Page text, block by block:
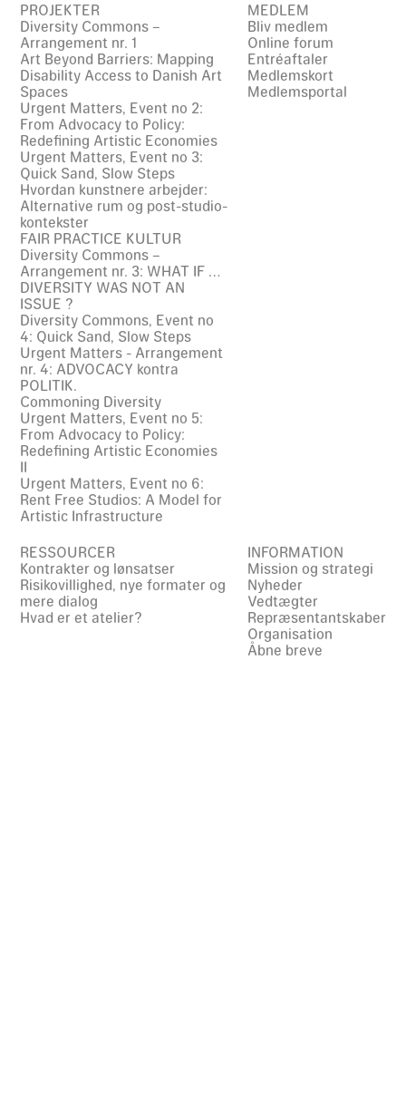
PROJEKTER
Diversity Commons –
Arrangement nr. 1
Art Beyond Barriers: Mapping
Disability Access to Danish Art
Spaces
Urgent Matters, Event no 2:
From Advocacy to Policy:
Redefining Artistic Economies
Urgent Matters, Event no 3:
Quick Sand, Slow Steps
Hvordan kunstnere arbejder:
Alternative rum og post-studio-
kontekster
FAIR PRACTICE KULTUR
Diversity Commons –
Arrangement nr. 3: WHAT IF …
DIVERSITY WAS NOT AN
ISSUE ?
Diversity Commons, Event no
4: Quick Sand, Slow Steps
Urgent Matters - Arrangement
nr. 4: ADVOCACY kontra
POLITIK.
Commoning Diversity
Urgent Matters, Event no 5:
From Advocacy to Policy:
Redefining Artistic Economies
II
Urgent Matters, Event no 6:
Rent Free Studios: A Model for
Artistic Infrastructure
MEDLEM
Bliv medlem
Online forum
Entréaftaler
Medlemskort
Medlemsportal
RESSOURCER
Kontrakter og lønsatser
Risikovillighed, nye formater og
mere dialog
Hvad er et atelier?
INFORMATION
Mission og strategi
Nyheder
Vedtægter
Repræsentantskaber
Organisation
Åbne breve